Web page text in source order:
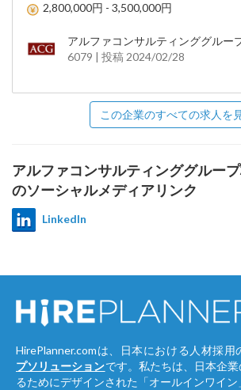
2,800,000円 - 3,500,000円
アルファコンサルティンググルー
6079 | 投稿 2024/02/28
この企業のすべての求人を
アルファコンサルティンググルー
のソーシャルメディアリンク
LinkedIn
HirePlanner.comは、日本における人材採用
プソリューションです。私たちは、日本企
るためにデザインされた「オールインワイン